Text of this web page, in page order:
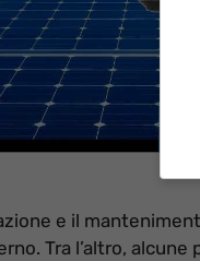
e il
Tra l’altro,